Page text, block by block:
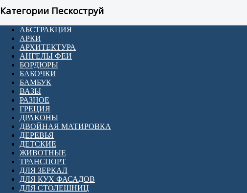
Категории Пескоструй
АБСТРАКЦИЯ
АРКИ
АРХИТЕКТУРА
АНГЕЛЫ ФЕИ
БОРДЮРЫ
БАБОЧКИ
БАМБУК
ВАЗЫ
РАЗНОЕ
ГРЕЦИЯ
ДРАКОНЫ
ДВОЙНАЯ МАТИРОВКА
ДЕРЕВЬЯ
ДЕТСКИЕ
ЖИВОТНЫЕ
ТРАНСПОРТ
ДЛЯ ЗЕРКАЛ
ДЛЯ КУХ ФАСАДОВ
ДЛЯ СТОЛЕШНИЦ